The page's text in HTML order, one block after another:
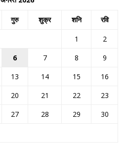
गुरु शुक्र शनि रवि
1
2
6 7 8
9
13 14 15
16
20 21 22
23
27 28 29
30